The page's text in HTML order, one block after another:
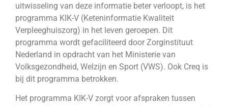
uitwisseling van deze informatie beter verloopt, is het
programma KIK-V (Keteninformatie Kwaliteit
Verpleeghuiszorg) in het leven geroepen. Dit
programma wordt gefaciliteerd door Zorginstituut
Nederland in opdracht van het Ministerie van
Volksgezondheid, Welzijn en Sport (VWS). Ook Creq is
bij dit programma betrokken.
Het programma KIK-V zorgt voor afspraken tussen